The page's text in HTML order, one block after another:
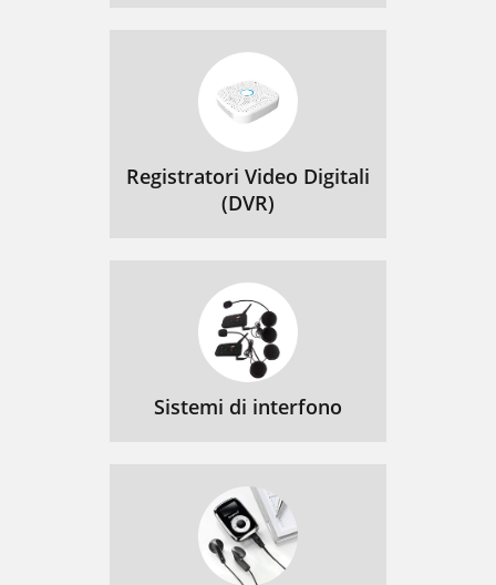
Registratori Video Digitali
(DVR)
Sistemi di interfono